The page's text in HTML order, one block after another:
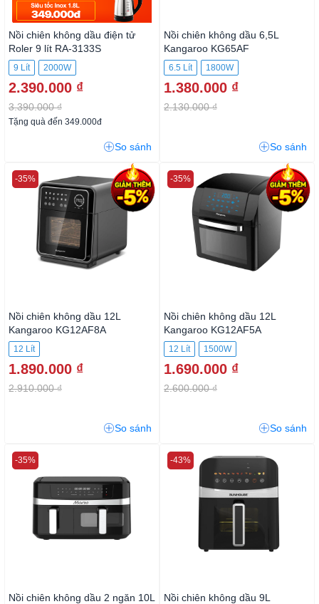
Nồi chiên không dầu điện tử
Roler 9 lít RA-3133S
9 Lít 2000W
2.390.000 ₫
3.390.000 ₫
Tặng quà đến 349.000đ
So sánh
Nồi chiên không dầu 6,5L
Kangaroo KG65AF
6.5 Lít 1800W
1.380.000 ₫
2.130.000 ₫
So sánh
Nồi chiên không dầu 12L
Kangaroo KG12AF8A
12 Lít
1.890.000 ₫
2.910.000 ₫
-35%
So sánh
Nồi chiên không dầu 12L
Kangaroo KG12AF5A
12 Lít 1500W
1.690.000 ₫
2.600.000 ₫
-35%
So sánh
Nồi chiên không dầu 2 ngăn 10L
-35%
Nồi chiên không dầu 9L
-43%